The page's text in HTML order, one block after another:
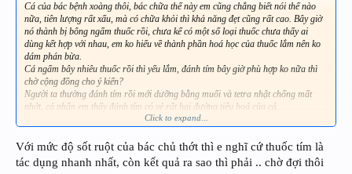
Cá của bác bệnh xoàng thôi, bác chữa thế này em cũng chẳng biết nói thế nào
nữa, tiên lượng rất xấu, mà có chữa khỏi thì khả năng đẹt cũng rất cao. Bây giờ
nó thành bị bông ngấm thuốc rồi, chưa kể có một số loại thuốc chưa thấy ai
dùng kết hợp với nhau, em ko hiểu về thành phần hoá học của thuốc lắm nên ko
dám phán bừa.
Cá ngấm bây nhiêu thuốc rồi thì yếu lắm, đánh tím bây giờ phù hợp ko nữa thì
chờ cộng đồng cho ý kiến?
Người ta thường đánh tím rồi mới dưỡng bằng muối và tetra nhật chống mất
nhớt, cá nhân em thấy đánh tím có vẻ rất hại đường tiêu hoá của cá.
Đến nước này thì cứ tích cực thay nước và để nhiệt độ 34 độ trông chờ số phận
Click to expand...
Với mức độ sốt ruột của bác chủ thớt thì e nghĩ cứ thuốc tím là
tác dụng nhanh nhất, còn kết quả ra sao thì phải .. chờ đợi thôi